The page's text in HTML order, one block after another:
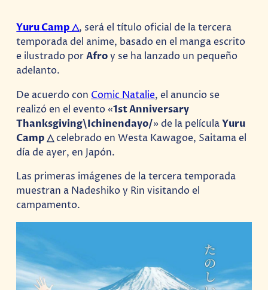
Yuru Camp △, será el título oficial de la tercera
temporada del anime, basado en el manga escrito
e ilustrado porAfroy se ha lanzado un pequeño
adelanto.
De acuerdo con Comic Natalie, el anuncio se
realizó en el evento «1st Anniversary
Thanksgiving\Ichinendayo/» de la películaYuru
Camp △celebrado en Westa Kawagoe, Saitama el
día de ayer, en Japón.
Las primeras imágenes de la tercera temporada
muestran a Nadeshiko y Rin visitando el
campamento.